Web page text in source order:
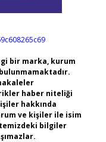
bir marka, kurum
haber niteliği
hakkında
ve kişiler ile isim
bilgiler